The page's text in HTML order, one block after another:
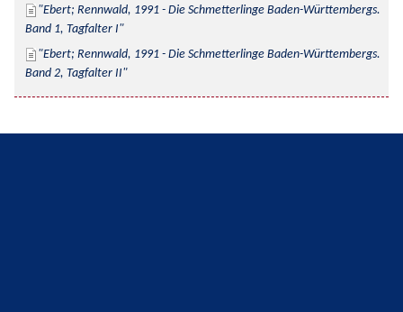
Ebert; Rennwald, 1991 - Die Schmetterlinge Baden-Württembergs.
Band 1, Tagfalter I
Ebert; Rennwald, 1991 - Die Schmetterlinge Baden-Württembergs.
Band 2, Tagfalter II